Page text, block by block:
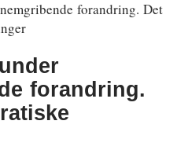
forandring.